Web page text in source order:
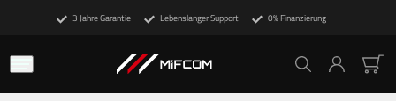
3 Jahre Garantie Lebenslanger Support 0% Finanzierung
Beschreibung Technische Details Finanzierung